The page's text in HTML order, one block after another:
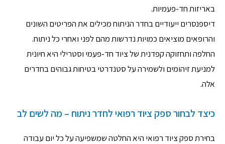
באריזות חד-פעמיות.
דיספנסרים ייעודיים בחדר הניתוח מכילים את הפריטים השונים
והרופאים מוציאים כמויות נדרשות מהם לפני ואחרי כל ניתוח.
החלפה ותחזוקה קפדנית של ציוד חד-פעמי וסטרילי היא חיונית
למניעת זיהומים ולשמירה על סטנדרטי בטיחות גבוהים בחדרים
אלה.
כיצד לבחור ספק ציוד רפואי לחדר ניתוח – מה לשים לב
בחירת ספק ציוד רפואי היא החלטה שמשפיעה על כל יום עבודה